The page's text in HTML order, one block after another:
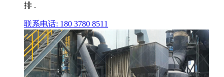
排 .
联系电话: 180 3780 8511